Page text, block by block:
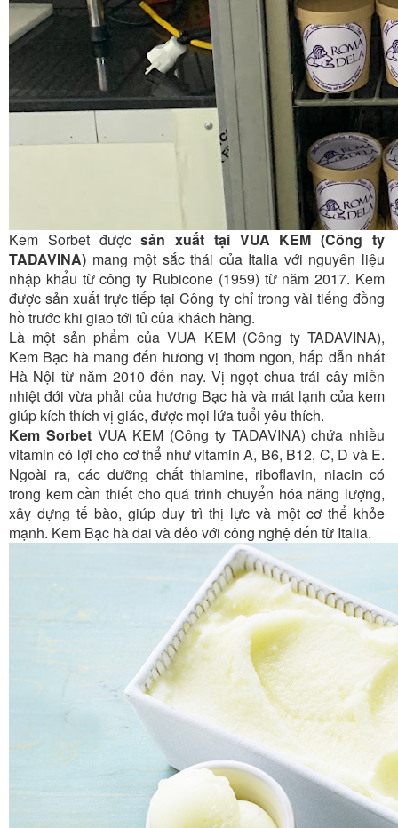
Kem Sorbet đượcsản xuất tại VUA KEM (Công ty
TADAVINA) mang một sắc thái của Italia với nguyên liệu
nhập khẩu từ công ty Rubicone (1959) từ năm 2017. Kem
được sản xuất trực tiếp tại Công ty chỉ trong vài tiếng đồng
hồ trước khi giao tới tủ của khách hàng.
Là một sản phẩm của VUA KEM (Công ty TADAVINA),
Kem Bạc hà mang đến hương vị thơm ngon, hấp dẫn nhất
Hà Nội từ năm 2010 đến nay. Vị ngọt chua trái cây miền
nhiệt đới vừa phải của hương Bạc hà và mát lạnh của kem
giúp kích thích vị giác, được mọi lứa tuổi yêu thích.
Kem SorbetVUA KEM (Công ty TADAVINA) chứa nhiều
vitamin có lợi cho cơ thể như vitamin A, B6, B12, C, D và E.
Ngoài ra, các dưỡng chất thiamine, riboflavin, niacin có
trong kem cần thiết cho quá trình chuyển hóa năng lượng,
xây dựng tế bào, giúp duy trì thị lực và một cơ thể khỏe
mạnh. Kem Bạc hà dai và dẻo với công nghệ đến từ Italia.